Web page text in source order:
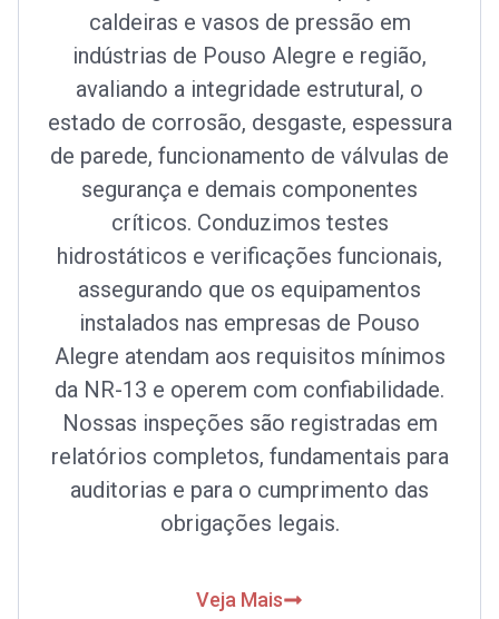
caldeiras e vasos de pressão em
indústrias de Pouso Alegre e região,
avaliando a integridade estrutural, o
estado de corrosão, desgaste, espessura
de parede, funcionamento de válvulas de
segurança e demais componentes
críticos. Conduzimos testes
hidrostáticos e verificações funcionais,
assegurando que os equipamentos
instalados nas empresas de Pouso
Alegre atendam aos requisitos mínimos
da NR-13 e operem com confiabilidade.
Nossas inspeções são registradas em
relatórios completos, fundamentais para
auditorias e para o cumprimento das
obrigações legais.
Veja Mais